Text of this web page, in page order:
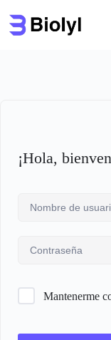
contenido
¡Hola,
Mantenerme